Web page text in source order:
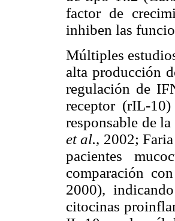
factor de
inhiben las
Múltiples
alta producción
regulación de
receptor (rIL-10)
responsable de
et al., 2002;
pacientes
comparación
2000),
citocinas